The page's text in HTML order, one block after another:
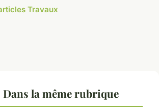
Travaux
la même rubrique